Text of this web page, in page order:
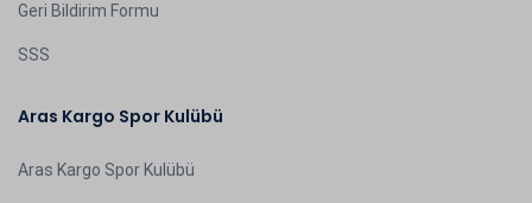
Geri Bildirim Formu
SSS
Aras Kargo Spor Kulübü
Aras Kargo Spor Kulübü